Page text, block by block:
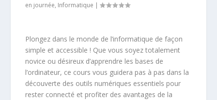
en journée, Informatique |
Plongez dans le monde de l’informatique de façon
simple et accessible ! Que vous soyez totalement
novice ou désireux d’apprendre les bases de
l’ordinateur, ce cours vous guidera pas à pas dans la
découverte des outils numériques essentiels pour
rester connecté et profiter des avantages de la